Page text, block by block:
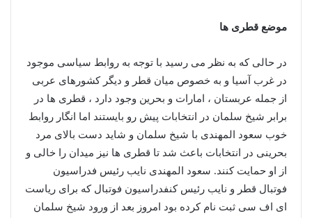
موضع قطری ها
در حالی که به نظر می رسید با توجه به روابط سیاسی موجود
در غرب آسیا و به خصوص میان قطر و دیگر کشورهای عربی
از جمله عربستان ، امارات و بحرین وجود دارد ، قطری ها در
برابر شیخ سلمان در انتخابات پیش رو بایستند اما انگار روابط
خوب سعود المهندی با شیخ سلمان و شاید دست بالای مرد
بحرینی در انتخابات باعث شد تا قطری ها نیز میدان را خالی و
از او حمایت کنند. سعود المهندی نایب رئیس فدراسیون
فوتبال قطر و نایب رئیس کنفدراسیون فوتبال که برای ریاست
ای اف سی ثبت نام کرده بود امروز بعد از ورود شیخ سلمان